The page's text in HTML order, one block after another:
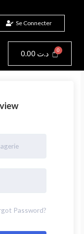
Se Connecter
0.00 د.ت Panier
Password?